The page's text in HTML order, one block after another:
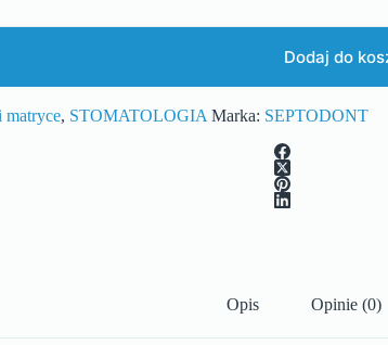
Dodaj do
, STOMATOLOGIA Marka: SEPTODONT
Opis Opinie (0)